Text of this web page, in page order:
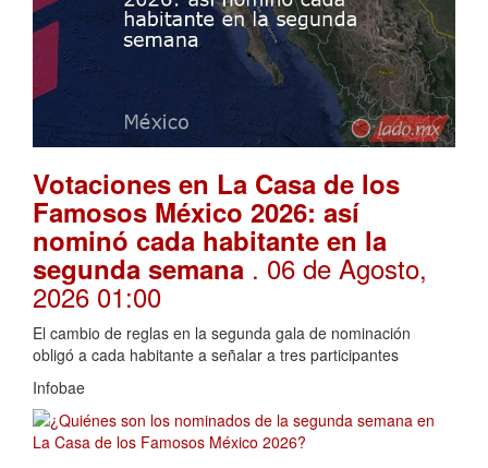
Votaciones en La Casa de los
Famosos México 2026: así
nominó cada habitante en la
segunda semana . 06 de Agosto,
2026 01:00
El cambio de reglas en la segunda gala de nominación
obligó a cada habitante a señalar a tres participantes
Infobae